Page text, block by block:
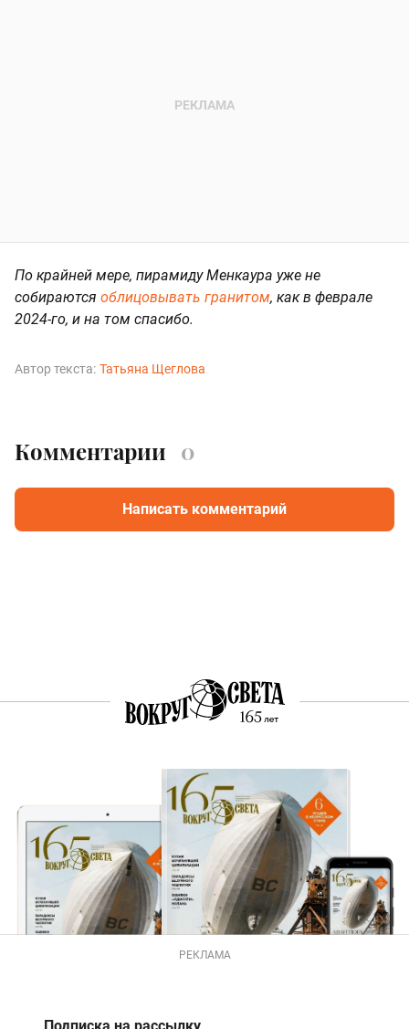
По крайней мере, пирамиду Менкаура уже не
собираются облицовывать гранитом, как в феврале
2024-го, и на том спасибо.
Автор текста: Татьяна Щеглова
Комментарии 0
Написать комментарий
РЕКЛАМА